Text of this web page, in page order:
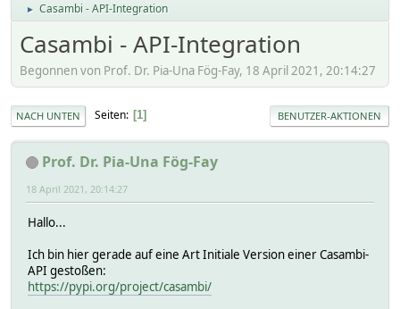
► Casambi - API-Integration
Casambi - API-Integration
Begonnen von Prof. Dr. Pia-Una Fög-Fay, 18 April 2021, 20:14:27
NACH UNTEN Seiten 1 BENUTZER-AKTIONEN
Prof. Dr. Pia-Una Fög-Fay
18 April 2021, 20:14:27
Hallo...
Ich bin hier gerade auf eine Art Initiale Version einer Casambi-
API gestoßen:
https://pypi.org/project/casambi/